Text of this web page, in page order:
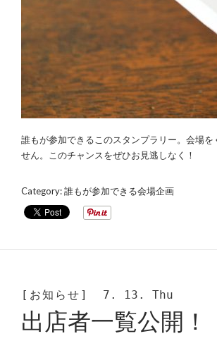
誰もが参加できるこのスタンプラリー。会場
せん。このチャンスをぜひお見逃しなく！
Category:誰もが参加できる会場企画
[お知らせ] 7. 13. Thu
出店者一覧公開！